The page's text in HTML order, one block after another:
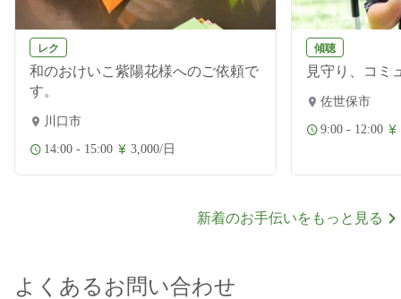
レク
和のおけいこ紫陽花様へのご依頼で
す。
川口市
14:00 - 15:00 3,000/日
傾聴
見守り、コミ
佐世保市
9:00 - 12:00
新着のお手伝いをもっと見る
よくあるお問い合わせ